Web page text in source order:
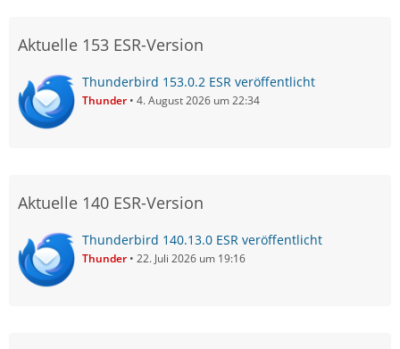
Aktuelle 153 ESR-Version
Thunderbird 153.0.2 ESR veröffentlicht
Thunder 4. August 2026 um 22:34
Aktuelle 140 ESR-Version
Thunderbird 140.13.0 ESR veröffentlicht
Thunder 22. Juli 2026 um 19:16